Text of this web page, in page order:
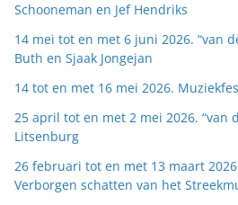
Schooneman en Jef Hendriks
14 mei tot en met 6 juni 2026. “van
Buth en Sjaak Jongejan
14 tot en met 16 mei 2026.
25 april tot en met 2 mei 2026. “van
Litsenburg
26 februari tot en met 13 maart
Verborgen schatten van het